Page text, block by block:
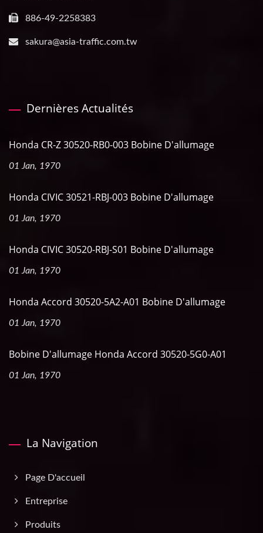
886-49-2258383
sakura@asia-traffic.com.tw
Dernières Actualités
Honda CR-Z 30520-RB0-003 Bobine D'allumage
01 Jan, 1970
Honda CIVIC 30521-RBJ-003 Bobine D'allumage
01 Jan, 1970
Honda CIVIC 30520-RBJ-S01 Bobine D'allumage
01 Jan, 1970
Honda Accord 30520-5A2-A01 Bobine D'allumage
01 Jan, 1970
Bobine D'allumage Honda Accord 30520-5G0-A01
01 Jan, 1970
La Navigation
Page D'accueil
Entreprise
Produits